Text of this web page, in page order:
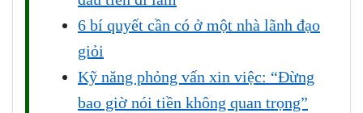
6 bí quyết cần có ở một nhà lãnh đạo
giỏi
Kỹ năng phỏng vấn xin việc: “Đừng
bao giờ nói tiền không quan trọng”